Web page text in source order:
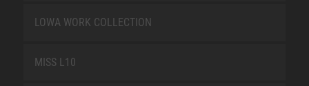
LOWA WORK COLLECTION
MISS L10